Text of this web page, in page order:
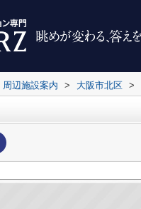
周辺施設案内 > 大阪市北区 >